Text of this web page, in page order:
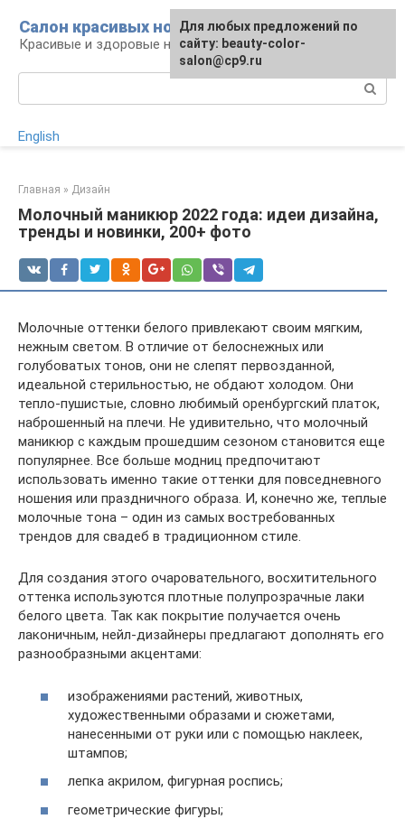
контенту
Салон красивых ногтей
Красивые и здоровые ногти: уход и декор
English
Главная » Дизайн
Молочный маникюр 2022 года: идеи дизайна,
тренды и новинки, 200+ фото
Молочные оттенки белого привлекают своим мягким,
нежным светом. В отличие от белоснежных или
голубоватых тонов, они не слепят первозданной,
идеальной стерильностью, не обдают холодом. Они
тепло-пушистые, словно любимый оренбургский платок,
наброшенный на плечи. Не удивительно, что молочный
маникюр с каждым прошедшим сезоном становится еще
популярнее. Все больше модниц предпочитают
использовать именно такие оттенки для повседневного
ношения или праздничного образа. И, конечно же, теплые
молочные тона – один из самых востребованных
трендов для свадеб в традиционном стиле.
Для создания этого очаровательного, восхитительного
оттенка используются плотные полупрозрачные лаки
белого цвета. Так как покрытие получается очень
лаконичным, нейл-дизайнеры предлагают дополнять его
разнообразными акцентами:
изображениями растений, животных,
художественными образами и сюжетами,
нанесенными от руки или с помощью наклеек,
штампов;
лепка акрилом, фигурная роспись;
геометрические фигуры;
Для любых предложений по
сайту: beauty-color-
salon@cp9.ru